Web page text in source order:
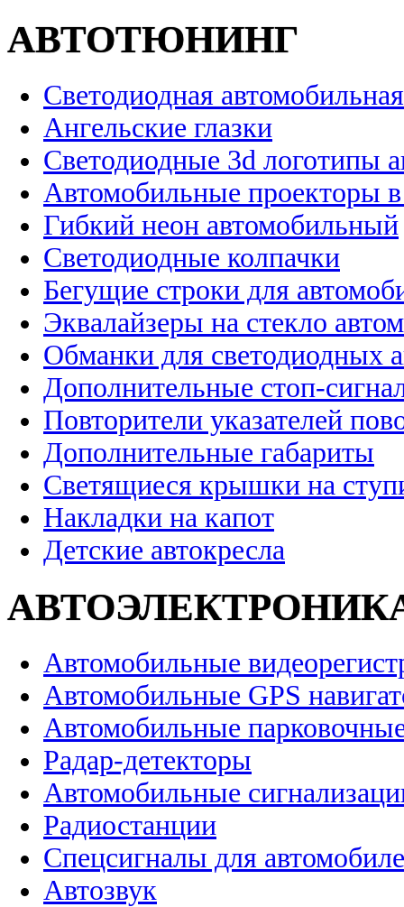
АВТОТЮНИНГ
Светодиодная
Ангельские глазки
Светодиодные 3d логотипы
Автомобильные проекторы
Гибкий неон автомобильный
Светодиодные колпачки
Бегущие строки для
Эквалайзеры на стекло
Обманки для светодиодных
Дополнительные стоп-
Повторители указателей
Дополнительные габариты
Светящиеся крышки на
Накладки на капот
Детские автокресла
Автомобильные
Автомобильные GPS
Автомобильные
Радар-детекторы
Автомобильные
Радиостанции
Спецсигналы для
Автозвук